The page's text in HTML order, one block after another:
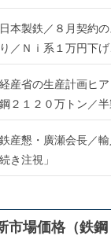
日本製鉄／８月契約
り／Ｎｉ系１万円下
経産省の生産計画ヒ
鋼２１２０万トン／
鉄産懇・廣瀬会長／
続き注視」
市場価格（鉄鋼